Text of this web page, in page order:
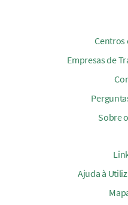
Centros
Empresas de
Sobre
Ajuda à